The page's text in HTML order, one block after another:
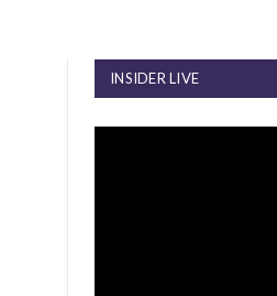
INSIDER LIVE